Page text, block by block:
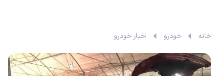
خانه خودرو اخبار خودرو